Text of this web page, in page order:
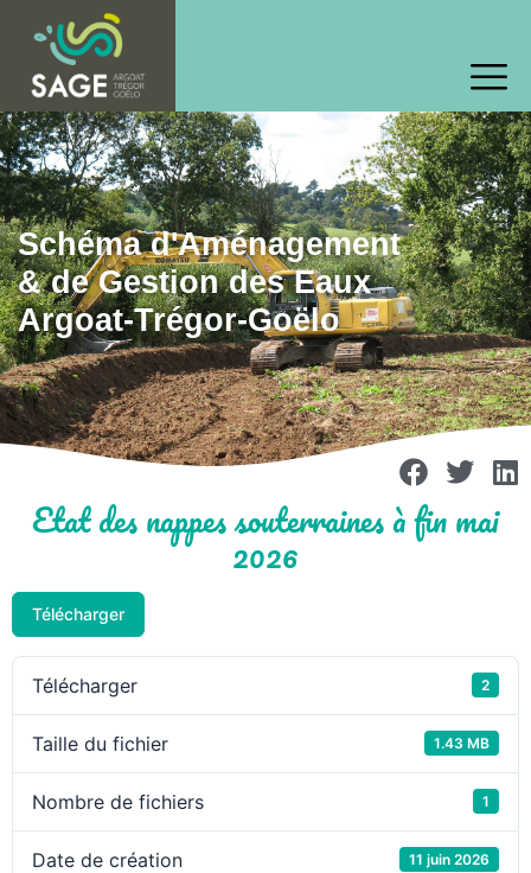
Schéma d'Aménagement
& de Gestion des Eaux
Argoat-Trégor-Goëlo
Etat des nappes souterraines à fin mai
2026
Télécharger
Télécharger 2
Taille du fichier 1.43 MB
Nombre de fichiers 1
Date de création 11 juin 2026